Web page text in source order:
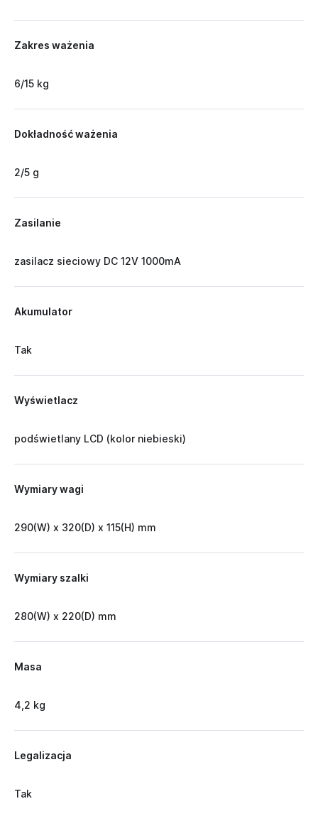
Zakres ważenia
6/15 kg
Dokładność ważenia
2/5 g
Zasilanie
zasilacz sieciowy DC 12V 1000mA
Akumulator
Tak
Wyświetlacz
podświetlany LCD (kolor niebieski)
Wymiary wagi
290(W) x 320(D) x 115(H) mm
Wymiary szalki
280(W) x 220(D) mm
Masa
4,2 kg
Legalizacja
Tak